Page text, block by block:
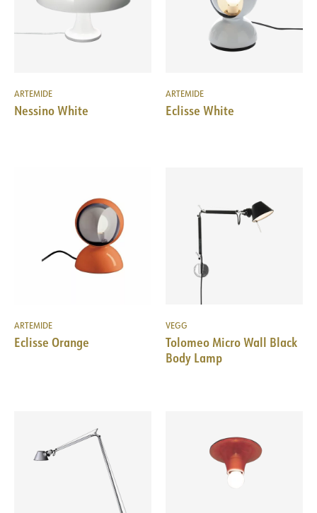
ARTEMIDE
Nessino White
ARTEMIDE
Eclisse White
ARTEMIDE
Eclisse Orange
VEGG
Tolomeo Micro Wall Black
Body Lamp